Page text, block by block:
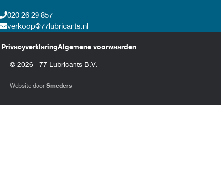
020 26 29 857
verkoop@77lubricants.nl
PrivacyverklaringAlgemene voorwaarden
© 2026 - 77 Lubricants B.V.
Website door Smeders